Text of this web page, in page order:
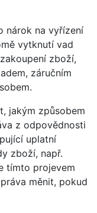
nárok na vyřízení
vytknutí vad
zboží,
záručním
jakým způsobem
z odpovědnosti
uplatní
zboží, např.
tímto projevem
měnit, pokud